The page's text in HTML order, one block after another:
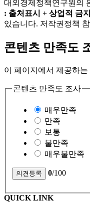
대외경제정책연구원의
: 출처표시 + 상업적 금
있습니다. 저작권정책
콘텐츠 만족도
이 페이지에서 제공하
콘텐츠 만족도 조사
매우만족
만족
보통
불만족
매우불만족
0/100
QUICK LINK